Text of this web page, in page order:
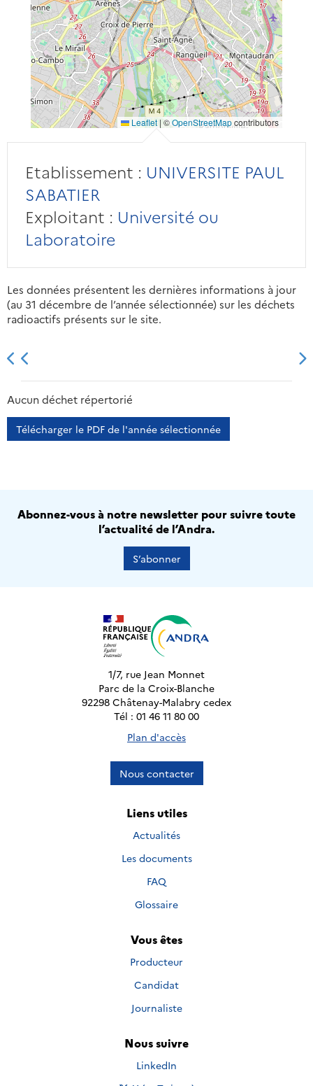
Leaflet | ©OpenStreetMapcontributors
Etablissement : UNIVERSITE PAUL
SABATIER
Exploitant : Université ou
Laboratoire
Les données présentent les dernières informations à jour
(au 31 décembre de l’année sélectionnée) sur les déchets
radioactifs présents sur le site.
2013 2014
Aucun déchet répertorié
Télécharger le PDF de l'année sélectionnée
Abonnez-vous à notre newsletter pour suivre toute
l’actualité de l’Andra.
S’abonner
1/7, rue Jean Monnet
Parc de la Croix-Blanche
92298 Châtenay-Malabry cedex
Tél : 01 46 11 80 00
Plan d'accès
Nous contacter
Liens utiles
Actualités
Les documents
FAQ
Glossaire
Vous êtes
Producteur
Candidat
Journaliste
Nous suivre
Nous suivre sur
LinkedIn